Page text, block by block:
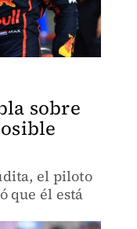
sobre
el piloto
que él está